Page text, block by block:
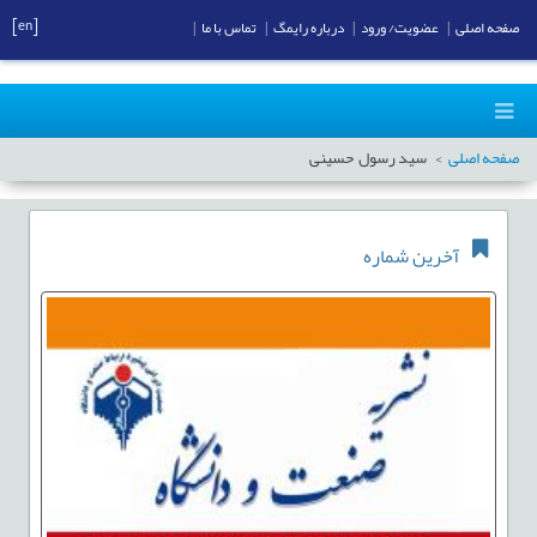
صفحه اصلی سید رسول حسینی
آخرین شماره
صفحه اصلی عضویت/ ورود درباره رایمگ تماس با ما